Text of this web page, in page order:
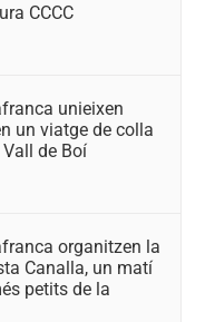
CCCC
unieixen
un viatge de colla
Vall de Boí
organitzen la
Canalla, un matí
petits de la